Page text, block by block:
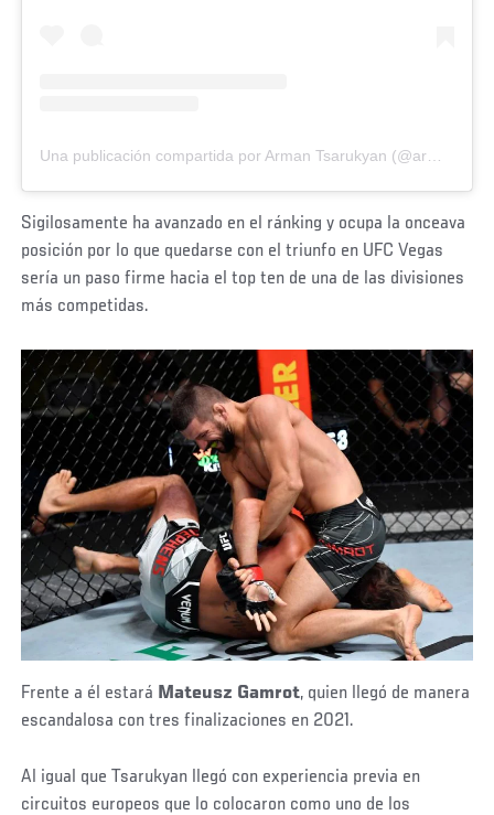
Sigilosamente ha avanzado en el ránking y ocupa la onceava
posición por lo que quedarse con el triunfo en UFC Vegas
sería un paso firme hacia el top ten de una de las divisiones
más competidas.
Frente a él estará Mateusz Gamrot, quien llegó de manera
escandalosa con tres finalizaciones en 2021.
Al igual que Tsarukyan llegó con experiencia previa en
circuitos europeos que lo colocaron como uno de los